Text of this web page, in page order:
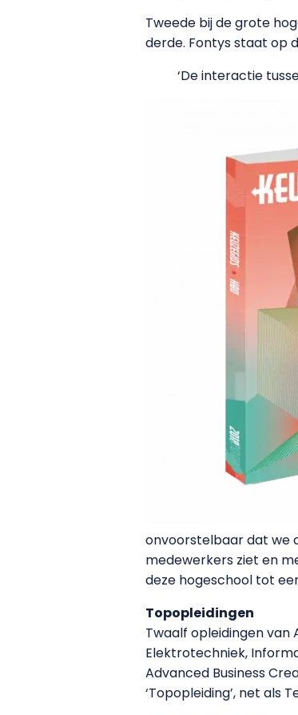
Tweede bij de grote
derde. Fontys staat op
‘De interactie
onvoorstelbaar dat we
medewerkers ziet en
deze hogeschool tot
Topopleidingen
Twaalf opleidingen van
Elektrotechniek,
Advanced Business
‘Topopleiding’, net als